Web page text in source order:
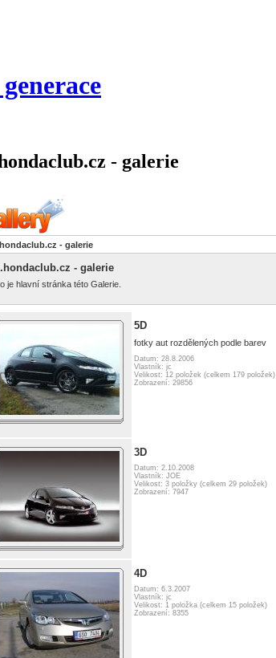
- galerie
- galerie
- galerie
je hlavní stránka této Galerie.
5D
fotky aut rozdělených podle barev
Datum: 28.8.2006
Vlastník: jc
Velikost: 12 položek (celkem 179 položek)
Zobrazení: 29856
3D
Datum: 2.10.2008
Vlastník: JOE
Velikost: 3 položky (celkem 29 položek)
Zobrazení: 7947
4D
Datum: 6.3.2007
Vlastník: jc
Velikost: 1 položka (celkem 15 položek)
Zobrazení: 8355